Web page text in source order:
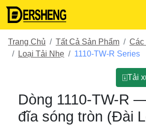
Trang Chủ Tất Cả Sản Phẩm
Các
Loại Tải Nhẹ
1110-TW-R Series
⍗Tải
Dòng 1110-TW-R
đĩa sóng tròn (Đài